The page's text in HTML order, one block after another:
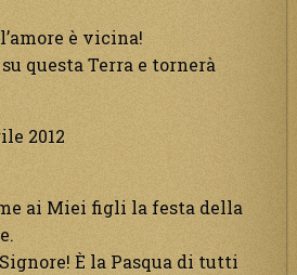
è vicina!
questa Terra e tornerà
2012
ai Miei figli la festa della
È la Pasqua di tutti